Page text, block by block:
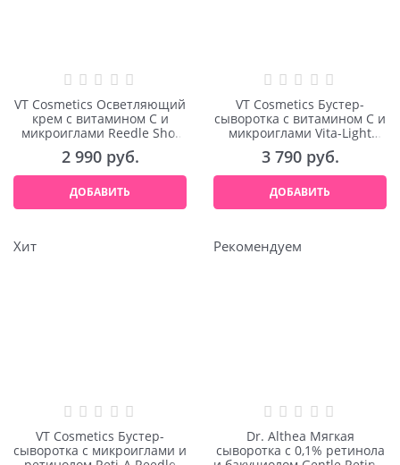
VT Cosmetics Осветляющий
крем с витамином С и
микроиглами Reedle Shot
Vita-Light Cream 50ml
2 990 руб.
ДОБАВИТЬ
VT Cosmetics Бустер-
сыворотка с витамином С и
микроиглами Vita-Light
Reedle Shot 100 50ml
3 790 руб.
ДОБАВИТЬ
Хит
VT Cosmetics Бустер-
сыворотка с микроиглами и
Рекомендуем
Dr. Althea Мягкая
сыворотка с 0,1% ретинола